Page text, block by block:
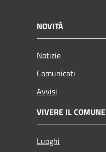
NOVITÀ
Notizie
Comunicati
Avvisi
VIVERE IL COMUNE
Luoghi